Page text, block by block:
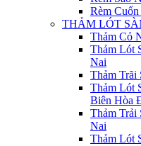
Rèm
THẢM LÓT
Thảm Cỏ
Thảm Lót
Nai
Thảm Trãi
Thảm Lót
Biên Hòa
Thảm Trải
Nai
Thảm Lót